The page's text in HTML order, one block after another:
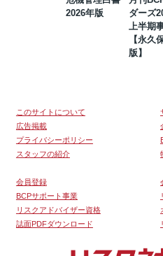
2026年版
ダーズ
上半期
【永久
版】
このサイトについて
広告掲載
プライバシーポリシー
スタッフの紹介
会員登録
BCPサポート事業
リスクアドバイザー資格
誌面PDFダウンロード